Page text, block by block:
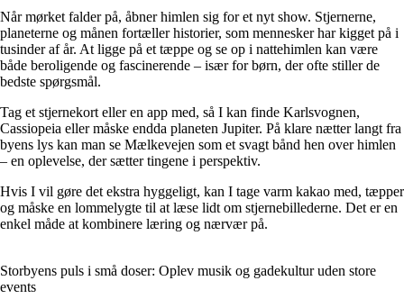
Når mørket falder på, åbner himlen sig for et nyt show. Stjernerne,
planeterne og månen fortæller historier, som mennesker har kigget på i
tusinder af år. At ligge på et tæppe og se op i nattehimlen kan være
både beroligende og fascinerende – især for børn, der ofte stiller de
bedste spørgsmål.
Tag et stjernekort eller en app med, så I kan finde Karlsvognen,
Cassiopeia eller måske endda planeten Jupiter. På klare nætter langt fra
byens lys kan man se Mælkevejen som et svagt bånd hen over himlen
– en oplevelse, der sætter tingene i perspektiv.
Hvis I vil gøre det ekstra hyggeligt, kan I tage varm kakao med, tæpper
og måske en lommelygte til at læse lidt om stjernebillederne. Det er en
enkel måde at kombinere læring og nærvær på.
Storbyens puls i små doser: Oplev musik og gadekultur uden store
events